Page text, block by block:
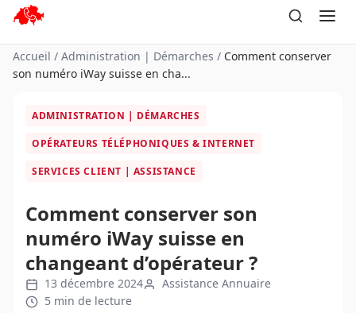
Aller
contenu
Accueil / Administration | Démarches / Comment conserver
son numéro iWay suisse en cha...
ADMINISTRATION | DÉMARCHES
OPÉRATEURS TÉLÉPHONIQUES & INTERNET
SERVICES CLIENT | ASSISTANCE
Comment conserver son
numéro iWay suisse en
changeant d’opérateur ?
13 décembre 2024
Assistance Annuaire
5 min de lecture